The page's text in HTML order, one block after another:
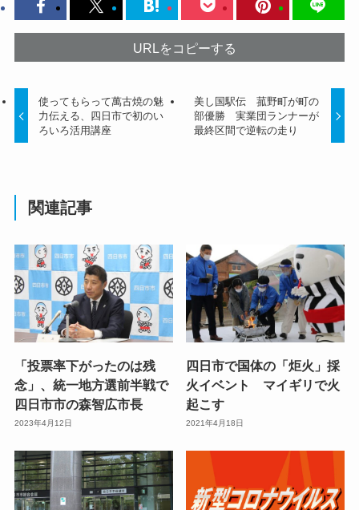
URLをコピーする
使ってもらって萬古焼の魅
力伝える、四日市で初のい
ろいろ活用講座
美し国駅伝 菰野町が町の
部優勝 実業団ランナーが
最終区間で逆転の走り
関連記事
「投票率下がったのは残
念」、統一地方選前半戦で
四日市市の森智広市長
2023年4月12日
四日市で国体の「炬火」採
火イベント マイギリで火
起こす
2021年4月18日